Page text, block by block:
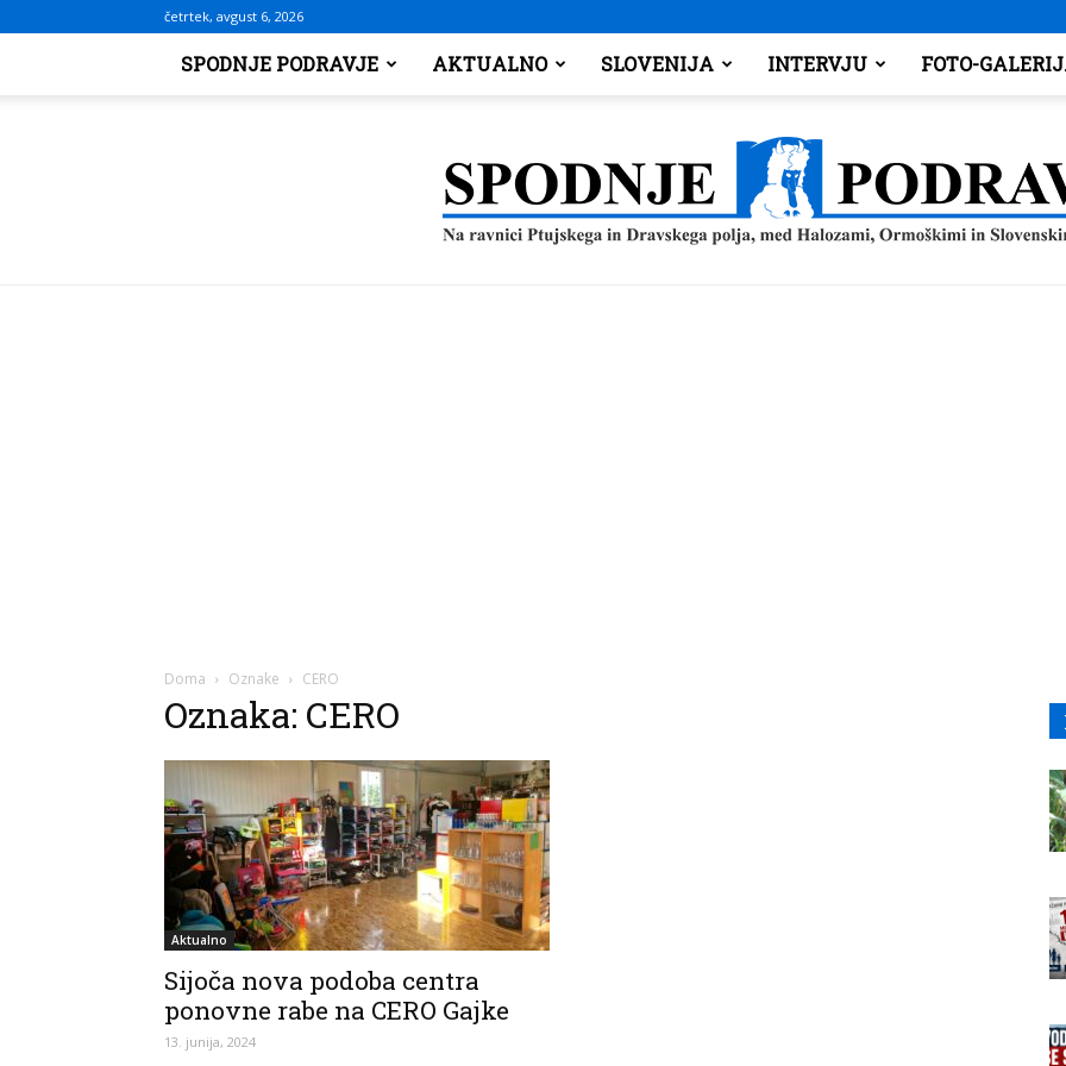
četrtek, avgust 6, 2026
SPODNJE PODRAVJE AKTUALNO SLOVENIJA INTERVJU FOTO-
Doma Oznake CERO
Oznaka: CERO
Aktualno
Sijoča nova podoba centra
ponovne rabe na CERO Gajke
13. junija, 2024